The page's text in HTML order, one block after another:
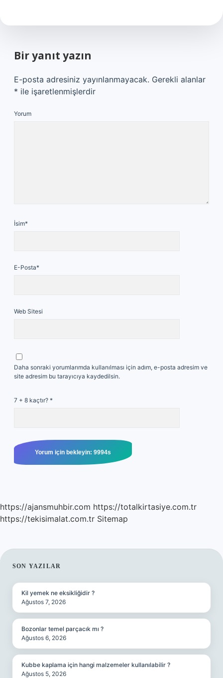
Bir yanıt yazın
E-posta adresiniz yayınlanmayacak. Gerekli alanlar
* ile işaretlenmişlerdir
Yorum
İsim*
E-Posta*
Web Sitesi
Daha sonraki yorumlarımda kullanılması için adım, e-posta adresim ve
site adresim bu tarayıcıya kaydedilsin.
7 + 8 kaçtır? *
https://ajansmuhbir.com https://totalkirtasiye.com.tr
https://tekisimalat.com.tr Sitemap
SIDEBAR
SON YAZILAR
Kil yemek ne eksikliğidir ?
Ağustos 7, 2026
Bozonlar temel parçacık mı ?
Ağustos 6, 2026
Kubbe kaplama için hangi malzemeler kullanılabilir ?
Ağustos 5, 2026